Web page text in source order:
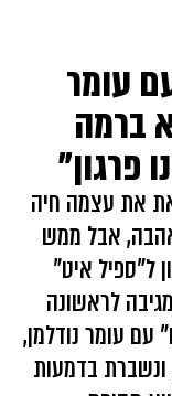
עומר
ברמה
פרגון"
את עצמה חיה
אבל ממש
ל"ספיל איט"
לראשונה
עם עומר נודלמן,
בדמעות